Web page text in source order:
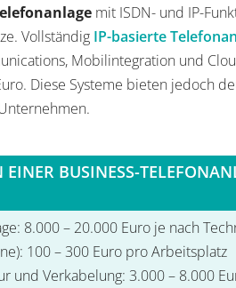
mit ISDN- und IP-
Vollständig IP-basierte
Mobilintegration und
Diese Systeme bieten jedoch
EINER BUSINESS-
8.000 – 20.000 Euro je nach
100 – 300 Euro pro Arbeitsplatz
und Verkabelung: 3.000 – 8.000